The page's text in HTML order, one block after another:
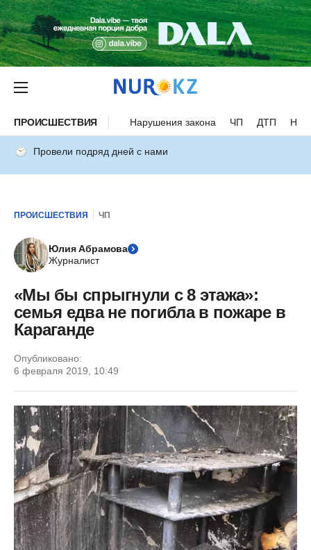
ПРОИСШЕСТВИЯ Нарушения закона ЧП ДТП
Провели подряд дней с нами
ПРОИСШЕСТВИЯ ЧП
Юлия Абрамова
Журналист
«Мы бы спрыгнули с 8 этажа»:
семья едва не погибла в пожаре в
Караганде
Опубликовано:
6 февраля 2019, 10:49